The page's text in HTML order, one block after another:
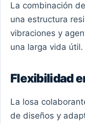
La combinación
una estructura
vibraciones y
una larga vida útil.
Flexibilidad
La losa
de diseños y